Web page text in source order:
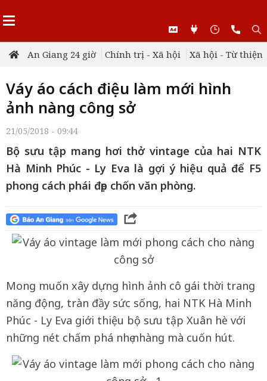
An Giang 24 giờ Chính trị - Xã hội Xã hội - Từ thiện
Váy áo cách điệu làm mới hình
ảnh nàng công sở
21/05/2018 - 09:44
Bộ sưu tập mang hơi thở vintage của hai NTK
Hà Minh Phúc - Ly Eva là gợi ý hiệu quả để F5
phong cách phái đẹp chốn văn phòng.
Mong muốn xây dựng hình ảnh cô gái thời trang
năng động, tràn đầy sức sống, hai NTK Hà Minh
Phúc - Ly Eva giới thiệu bộ sưu tập Xuân hè với
những nét chấm phá nhẹ nhàng mà cuốn hút.